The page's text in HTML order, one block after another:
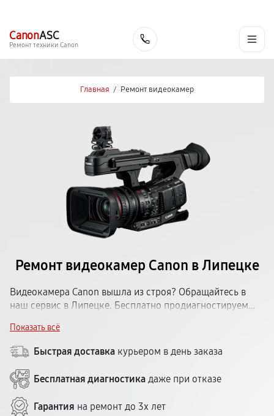
CanonASC
Ремонт техники Canon
Главная / Ремонт видеокамер
Ремонт видеокамер Canon в Липецке
Видеокамера Canon вышла из строя? Обращайтесь в
наш сервис в Липецке. Бесплатно продиагностируем
модели видеокамер Кэнон: любительские и
профессиональные. Срок — 1–5 дней. Гарантия — до 12
месяцев. До центра легко добраться из любого района.
Показать всё
Быстрая доставка курьером в день заказа
Бесплатная диагностика даже при отказе
Гарантия на ремонт до 3х лет